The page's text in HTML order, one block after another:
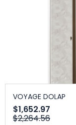
VOYAGE DOLAP
$1,652.97
$2,264.56